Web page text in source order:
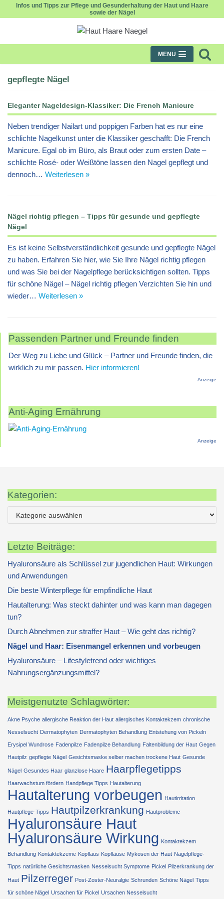
Infos und Tipps zur Pflege und Gesunderhaltung der Haut und Haare
sowie der Nägel
MENÜ
gepflegte Nägel
Eleganter Nageldesign-Klassiker: Die French Manicure
Neben trendiger Nailart und poppigen Farben hat es nur eine
schlichte Nagelkunst unter die Klassiker geschafft: Die French
Manicure. Egal ob im Büro, als Braut oder zum ersten Date –
schlichte Rosé- oder Weißtöne lassen den Nagel gepflegt und
dennoch… Weiterlesen »
Nägel richtig pflegen – Tipps für gesunde und gepflegte
Nägel
Es ist keine Selbstverständlichkeit gesunde und gepflegte Nägel
zu haben. Erfahren Sie hier, wie Sie Ihre Nägel richtig pflegen
und was Sie bei der Nagelpflege berücksichtigen sollten. Tipps
für schöne Nägel – Nägel richtig pflegen Verzichten Sie hin und
wieder… Weiterlesen »
Passenden Partner und Freunde finden
Der Weg zu Liebe und Glück – Partner und Freunde finden, die
wirklich zu mir passen. Hier informieren!
Anzeige
Anti-Aging Ernährung
Anzeige
Kategorien:
Letzte Beiträge:
Hyaluronsäure als Schlüssel zur jugendlichen Haut: Wirkungen
und Anwendungen
Die beste Winterpflege für empfindliche Haut
Hautalterung: Was steckt dahinter und was kann man dagegen
tun?
Durch Abnehmen zur straffer Haut – Wie geht das richtig?
Nägel und Haar: Eisenmangel erkennen und vorbeugen
Hyaluronsäure – Lifestyletrend oder wichtiges
Nahrungsergänzungsmittel?
Meistgenutzte Schlagwörter:
Akne Psyche allergische Reaktion der Haut allergisches Kontaktekzem chronische
Nesselsucht Dermatophyten Dermatophyten Behandlung Entstehung von Pickeln
Erysipel Wundrose Fadenpilze Fadenpilze Behandlung Faltenbildung der Haut Gegen
Hautpilz gepflegte Nägel Gesichtsmaske selber machen trockene Haut Gesunde
Nägel Gesundes Haar glanzlose Haare Haarpflegetipps
Haarwachstum fördern Handpflege Tipps Hautalterung
Hautalterung vorbeugen Hautirritation
Hautpflege-Tipps Hautpilzerkrankung Hautprobleme
Hyaluronsäure Haut
Hyaluronsäure Wirkung Kontaktekzem
Behandlung Kontaktekzeme Kopflaus Kopfläuse Mykosen der Haut Nagelpflege-
Tipps natürliche Gesichtsmasken Nesselsucht Symptome Pickel Pilzerkrankung der
Haut Pilzerreger Post-Zoster-Neuralgie Schrunden Schöne Nägel Tipps
für schöne Nägel Ursachen für Pickel Ursachen Nesselsucht